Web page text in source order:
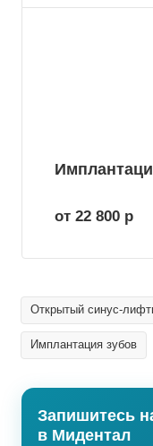
от 22 800 р
Открытый синус-
Имплантация зубов
Запишитесь
в Мидентал